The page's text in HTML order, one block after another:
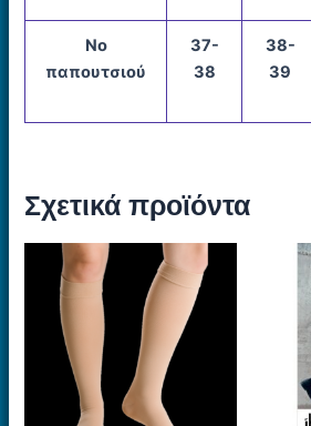
Νο
παπουτσιoύ
37-
38
38-
39
Σχετικά προϊόντα